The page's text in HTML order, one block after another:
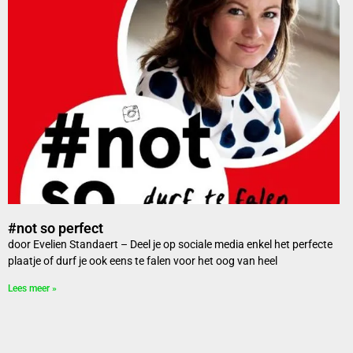
#not so perfect
door Evelien Standaert – Deel je op sociale media enkel het perfecte
plaatje of durf je ook eens te falen voor het oog van heel
Lees meer »